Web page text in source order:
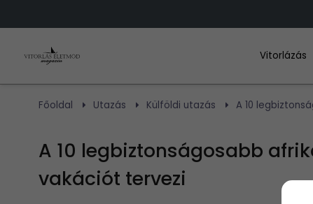
Vitorlázás
Főoldal Utazás Külföldi utazás A 10
A 10 legbiztonságosabb
vakációt tervezi